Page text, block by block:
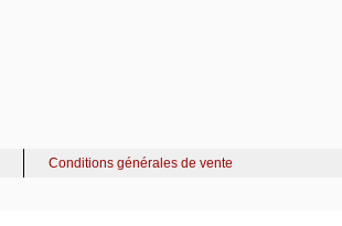
Conditions générales de vente